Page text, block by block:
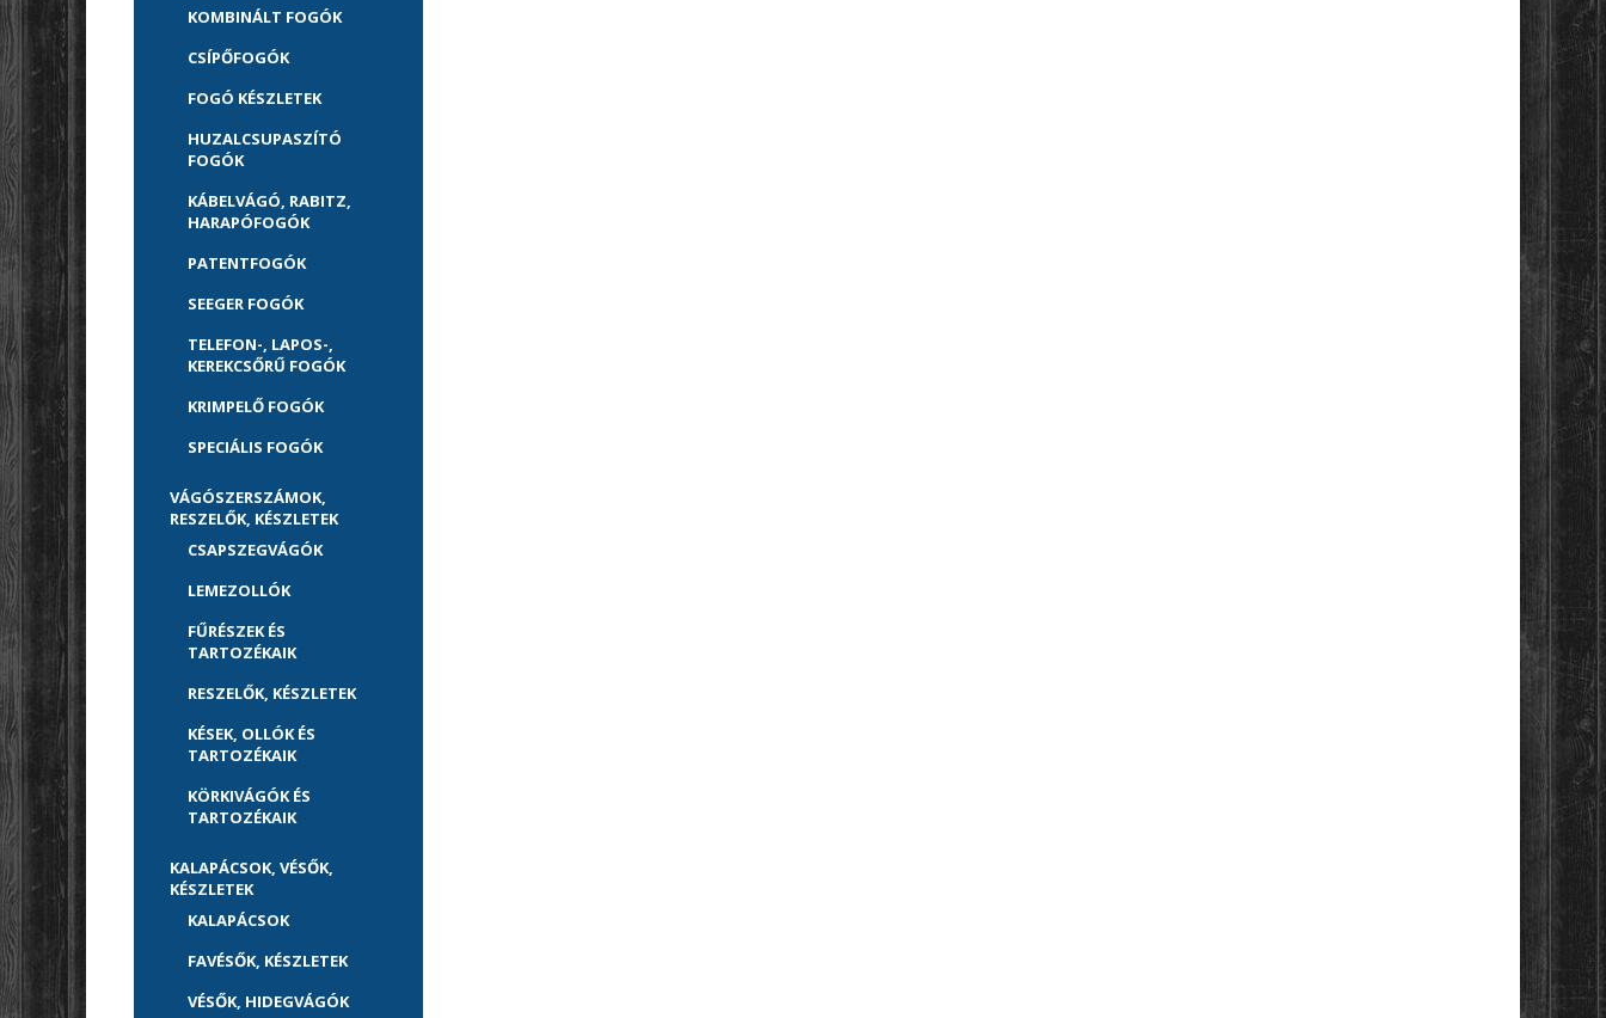
KOMBINÁLT FOGÓK
CSÍPŐFOGÓK
FOGÓ KÉSZLETEK
HUZALCSUPASZÍTÓ
FOGÓK
KÁBELVÁGÓ, RABITZ,
HARAPÓFOGÓK
PATENTFOGÓK
SEEGER FOGÓK
TELEFON-, LAPOS-,
KEREKCSŐRŰ FOGÓK
KRIMPELŐ FOGÓK
SPECIÁLIS FOGÓK
VÁGÓSZERSZÁMOK,
RESZELŐK, KÉSZLETEK
CSAPSZEGVÁGÓK
LEMEZOLLÓK
FŰRÉSZEK ÉS
TARTOZÉKAIK
RESZELŐK, KÉSZLETEK
KÉSEK, OLLÓK ÉS
TARTOZÉKAIK
KÖRKIVÁGÓK ÉS
TARTOZÉKAIK
KALAPÁCSOK, VÉSŐK,
KÉSZLETEK
KALAPÁCSOK
FAVÉSŐK, KÉSZLETEK
VÉSŐK, HIDEGVÁGÓK